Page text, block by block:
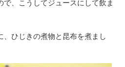
で、こうしてジュースにして飲ま
、ひじきの煮物と昆布を煮まし